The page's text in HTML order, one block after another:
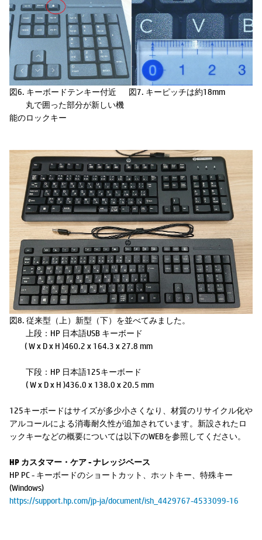
図6. キーボードテンキー付近
図7. キーピッチは約18mm
丸で囲った部分が新しい機
能のロックキー
図8. 従来型（上）新型（下）を並べてみました。
上段：HP 日本語USB キーボード
( W x D x H )460.2 x 164.3 x 27.8 mm
下段：HP 日本語125キーボード
( W x D x H )436.0 x 138.0 x 20.5 mm
125キーボードはサイズが多少小さくなり、材質のリサイクル化や
アルコールによる消毒耐久性が追加されています。新設されたロ
ックキーなどの概要については以下のWEBを参照してください。
HP カスタマー・ケア - ナレッジベース
HP PC - キーボードのショートカット、ホットキー、特殊キー
(Windows)
https://support.hp.com/jp-ja/document/ish_4429767-4533099-16